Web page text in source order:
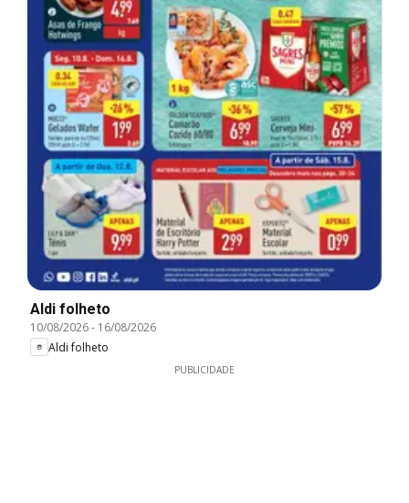
Aldi folheto
10/08/2026- 16/08/2026
Aldi folheto
PUBLICIDADE